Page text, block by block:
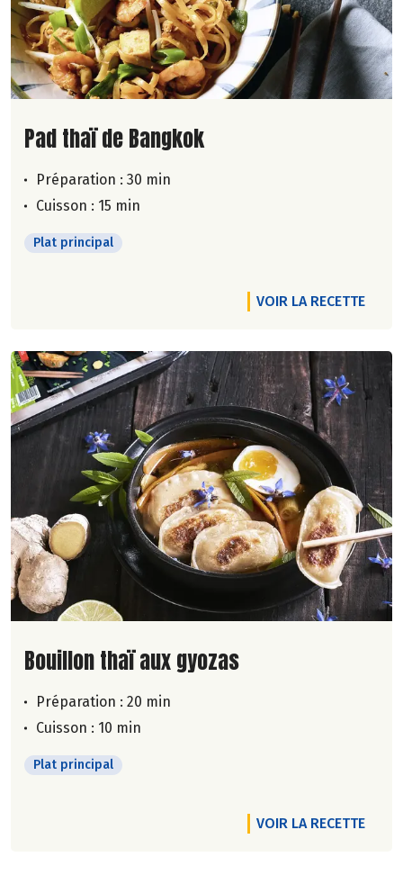
Lire la suite de la recette
Pad thaï de Bangkok
Préparation : 30 min
Cuisson : 15 min
Plat principal
VOIR LA RECETTE
Lire la suite de la recette
Bouillon thaï aux gyozas
Préparation : 20 min
Cuisson : 10 min
Plat principal
VOIR LA RECETTE